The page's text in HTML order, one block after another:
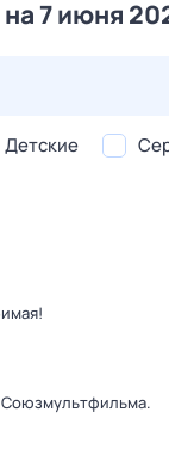
7 июня
Детские
Союзмультфильма.